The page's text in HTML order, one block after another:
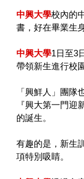
中興大學校內的
書，好在畢業生
中興大學1日至3
帶領新生進行校
「興鮮人」團
『興大第一門
的誕生。
有趣的是，新生
項特別吸睛。